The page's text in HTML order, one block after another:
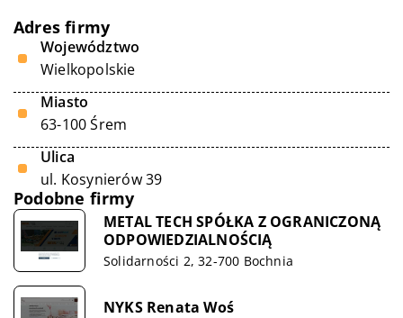
Adres firmy
Województwo
Wielkopolskie
Miasto
63-100 Śrem
Ulica
ul. Kosynierów 39
Podobne firmy
METAL TECH SPÓŁKA Z OGRANICZONĄ
ODPOWIEDZIALNOŚCIĄ
Solidarności 2, 32-700 Bochnia
NYKS Renata Woś